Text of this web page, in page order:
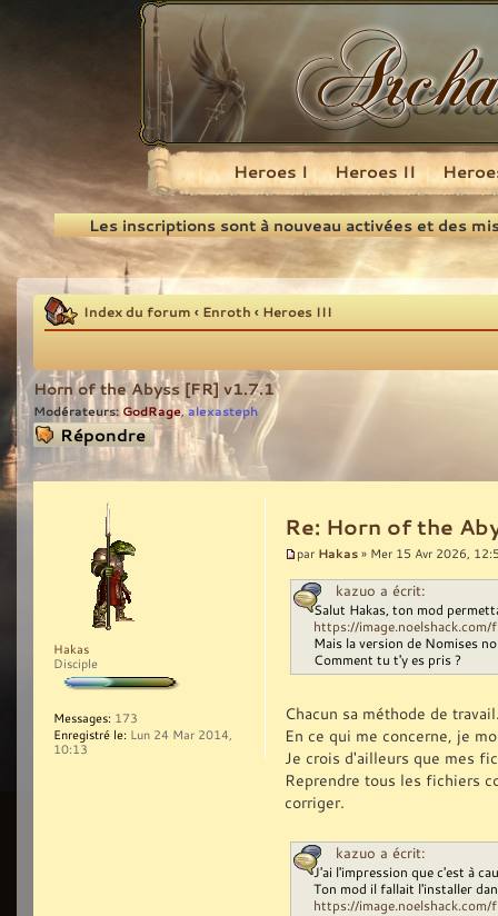
Recherche
Heroes I Heroes II
Les inscriptions sont à nouveau activées et des
Index du forum ‹ Enroth ‹ Heroes III
Horn of the Abyss [FR] v1.7.1
Modérateurs: GodRage,alexasteph
Répondre
Re: Horn of the
par Hakas » Mer 15 Avr 2026,
kazuo a écrit:
Salut Hakas, ton mod
https://
Mais la version de Nomises
Comment tu t'y es pris ?
Chacun sa méthode de
En ce qui me concerne, je
Je crois d'ailleurs que mes
Reprendre tous les fichiers
corriger.
kazuo a écrit:
J'ai l'impression que c'est à
Ton mod il fallait l'installer
https://
Hakas
Disciple
Messages: 173
Enregistré le: Lun 24 Mar 2014,
10:13